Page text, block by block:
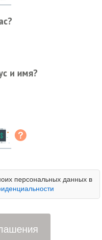
и имя?
персональных данных в